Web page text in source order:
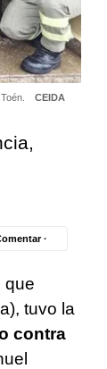
CEIDA
·
que
tuvo la
contra